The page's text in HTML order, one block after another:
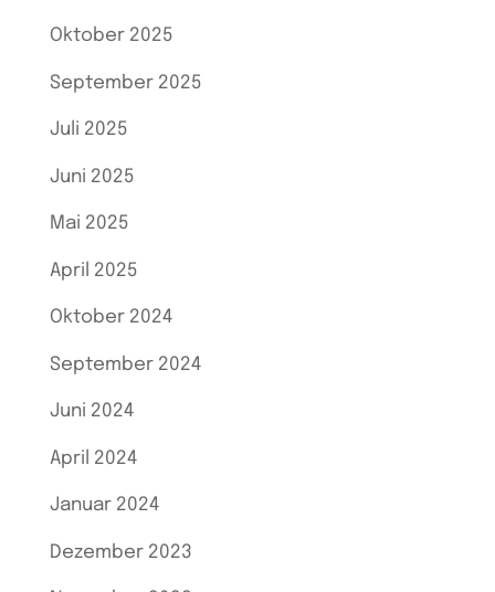
Oktober 2025
September 2025
Juli 2025
Juni 2025
Mai 2025
April 2025
Oktober 2024
September 2024
Juni 2024
April 2024
Januar 2024
Dezember 2023